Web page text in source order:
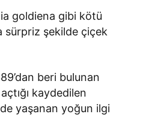
goldiena gibi kötü
sürpriz şekilde çiçek
beri bulunan
kaydedilen
yaşanan yoğun ilgi